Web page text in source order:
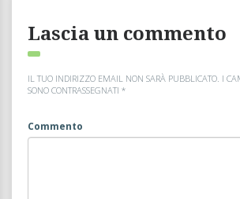
Lascia un commento
IL TUO INDIRIZZO EMAIL NON SARÀ PUBBLICATO. I
SONO CONTRASSEGNATI *
Commento